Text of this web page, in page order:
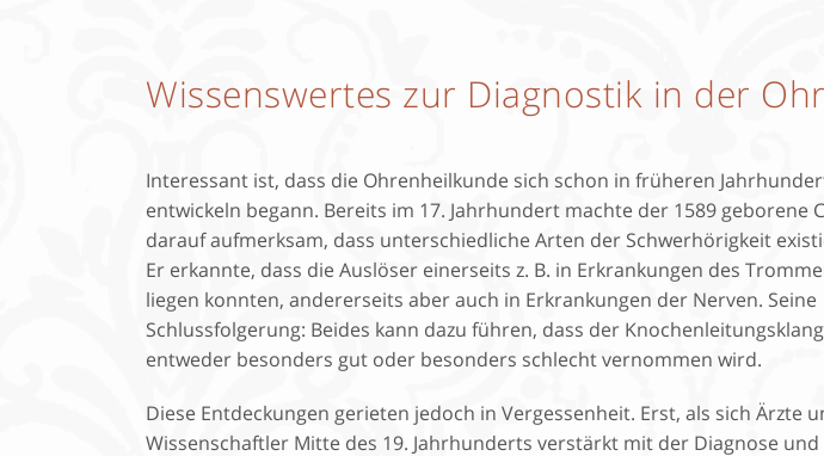
Wissenswertes zur Diagnostik in der
Interessant ist, dass die Ohrenheilkunde sich schon in früheren
entwickeln begann. Bereits im 17. Jahrhundert machte der 1589 geborene
darauf aufmerksam, dass unterschiedliche Arten der Schwerhörigkeit
Er erkannte, dass die Auslöser einerseits z. B. in Erkrankungen des
liegen konnten, andererseits aber auch in Erkrankungen der Nerven. Seine
Schlussfolgerung: Beides kann dazu führen, dass der Knochenleitungsklang
entweder besonders gut oder besonders schlecht vernommen wird.
Diese Entdeckungen gerieten jedoch in Vergessenheit. Erst, als sich Ärzte
Wissenschaftler Mitte des 19. Jahrhunderts verstärkt mit der Diagnose und